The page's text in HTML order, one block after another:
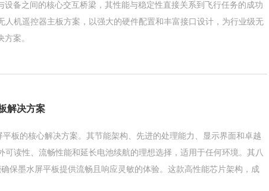
设备之间的核心交互桥梁，其性能与稳定性直接关系到飞行任务的成功
人机遥控器主板方案，以强大的硬件配置和丰富接口设计，为行业级无
案。
解决方案
平板的核心解决方案。其节能架构、先进的处理能力、显示界面和卓越
可读性、流畅性能和延长电池续航的理想选择，适用于任何环境。其八
保墨水屏平板提供流畅且响应灵敏的体验。这款高性能芯片架构，成
外可视性、性能优化与能效管控，确保 墨水屏平板可在各类场景下实